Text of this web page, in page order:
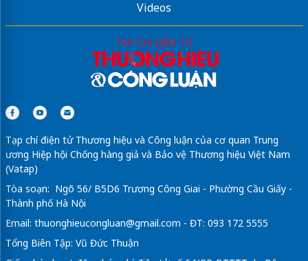
Videos
Tạp chí điện tử Thương hiệu và Công luận của cơ quan Trung
ương Hiệp hội Chống hàng giả và Bảo vệ Thương hiệu Việt Nam
(Vatap)
Tòa soạn: Ngõ 56/ B5D6 Trương Công Giai - Phường Cầu Giấy -
Thành phố Hà Nội
Email: thuonghieucongluan@gmail.com - ĐT: 093 172 5555
Tổng Biên Tập: Vũ Đức Thuận